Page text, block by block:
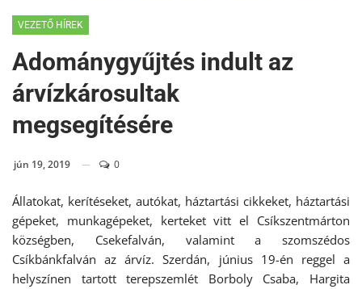
VEZETŐ HÍREK
Adománygyűjtés indult az
árvízkárosultak
megsegítésére
jún 19, 2019 0
Állatokat, kerítéseket, autókat, háztartási cikkeket, háztartási
gépeket, munkagépeket, kerteket vitt el Csíkszentmárton
községben, Csekefalván, valamint a szomszédos
Csíkbánkfalván az árvíz. Szerdán, június 19-én reggel a
helyszínen tartott terepszemlét Borboly Csaba, Hargita